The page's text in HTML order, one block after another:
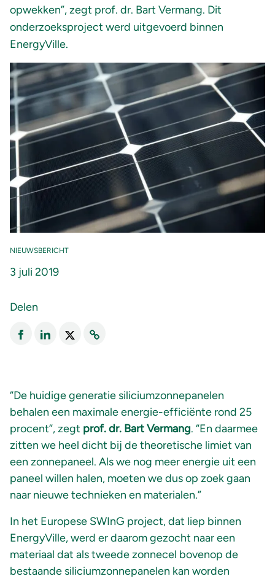
opwekken”, zegt prof. dr. Bart Vermang. Dit
onderzoeksproject werd uitgevoerd binnen
EnergyVille.
NIEUWSBERICHT
3 juli 2019
Delen
“De huidige generatie siliciumzonnepanelen
behalen een maximale energie-efficiënte rond 25
procent”, zegt prof. dr. Bart Vermang. “En daarmee
zitten we heel dicht bij de theoretische limiet van
een zonnepaneel. Als we nog meer energie uit een
paneel willen halen, moeten we dus op zoek gaan
naar nieuwe technieken en materialen.”
In het Europese SWInG project, dat liep binnen
EnergyVille, werd er daarom gezocht naar een
materiaal dat als tweede zonnecel bovenop de
bestaande siliciumzonnepanelen kan worden